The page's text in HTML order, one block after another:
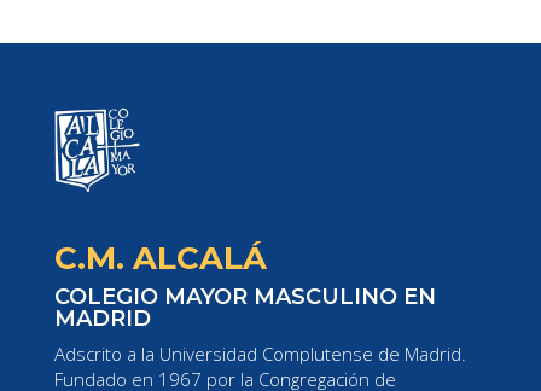
C.M. ALCALÁ
COLEGIO MAYOR MASCULINO EN
MADRID
Adscrito a la Universidad Complutense de Madrid.
Fundado en 1967 por la Congregación de